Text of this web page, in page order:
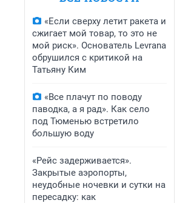
«Если сверху летит ракета и
сжигает мой товар, то это не
мой риск». Основатель Levrana
обрушился с критикой на
Татьяну Ким
«Все плачут по поводу
паводка, а я рад». Как село
под Тюменью встретило
большую воду
«Рейс задерживается».
Закрытые аэропорты,
неудобные ночевки и сутки на
пересадку: как